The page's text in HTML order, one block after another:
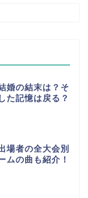
婚の結末は？そ
た記憶は戻る？
場者の全大会別
ムの曲も紹介！